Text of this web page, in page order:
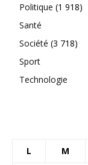
Politique (1 918)
Santé
Société (3 718)
Sport
Technologie
L M